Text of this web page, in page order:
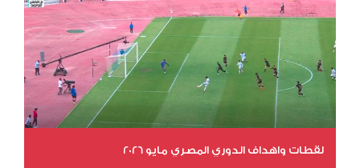
لقطات واهداف الدوري المصري مايو 2026